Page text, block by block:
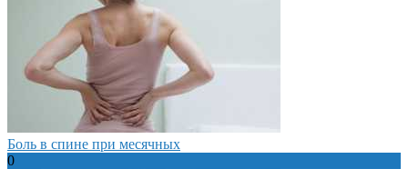
Боль в спине при месячных
0